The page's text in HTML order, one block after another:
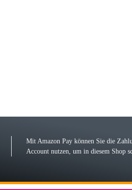
Der Koffer macht einen sehr soliden Eindruck.
Mit Amazon Pay können Sie die
Account nutzen, um in diesem Shop